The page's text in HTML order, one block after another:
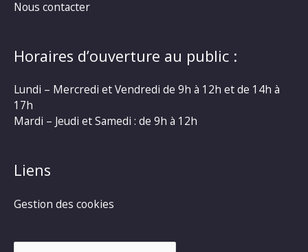
Nous contacter
Horaires d’ouverture au public :
Lundi – Mercredi et Vendredi de 9h à 12h et de 14h à
17h
Mardi – Jeudi et Samedi : de 9h à 12h
Liens
Gestion des cookies